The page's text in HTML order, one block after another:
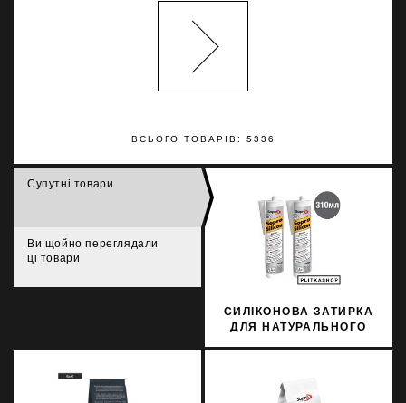
ВСЬОГО ТОВАРІВ: 5336
Супутні товари
Ви щойно переглядали
ці товари
СИЛІКОНОВА ЗАТИРКА
ДЛЯ НАТУРАЛЬНОГО